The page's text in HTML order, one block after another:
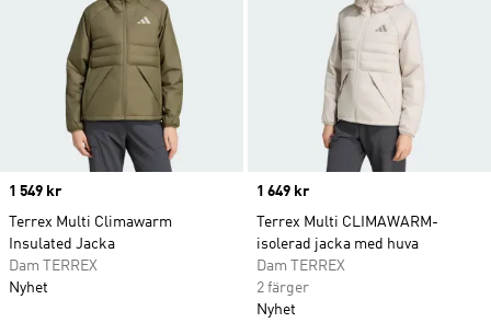
Price
1 549 kr
Terrex Multi Climawarm
Insulated Jacka
Dam TERREX
Nyhet
Price
1 649 kr
Terrex Multi CLIMAWARM-
isolerad jacka med huva
Dam TERREX
2 färger
Nyhet